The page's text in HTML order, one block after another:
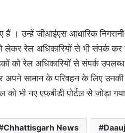
हैं । उन्हें जीआईएस आधारिक
लेकर रेल अधिकारियों से भी संपर्क
को रेल अधिकारियों से संपर्क उपलब्ध
सामान के परिवहन के लिए
भी नए एफबीडी पोर्टल से जोड़ा
Chhattisgarh News